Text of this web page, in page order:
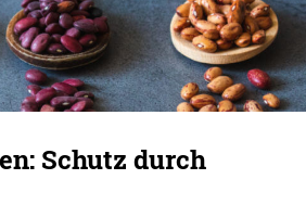
Schutz durch